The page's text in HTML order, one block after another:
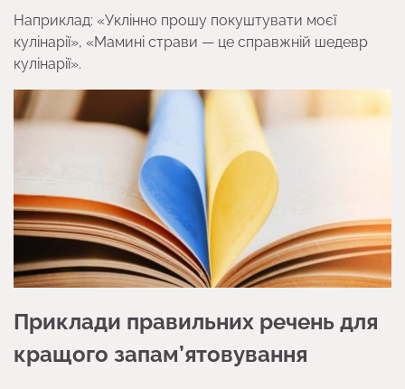
Наприклад: «Уклінно прошу покуштувати моєї
кулінарії», «Мамині страви — це справжній шедевр
кулінарії».
Приклади правильних речень для
кращого запам’ятовування